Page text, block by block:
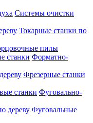
Системы очистки
Токарные станки по
пилы
Форматно-
Фрезерные станки
Фуговально-
Фуговальные